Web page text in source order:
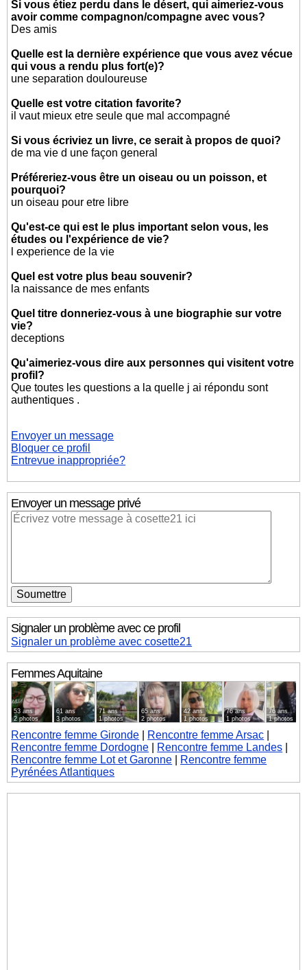
Si vous étiez perdu dans le désert, qui aimeriez-vous
avoir comme compagnon/compagne avec vous?
Des amis
Quelle est la dernière expérience que vous avez vécue
qui vous a rendu plus fort(e)?
une separation douloureuse
Quelle est votre citation favorite?
il vaut mieux etre seule que mal accompagné
Si vous écriviez un livre, ce serait à propos de quoi?
de ma vie d une façon general
Préféreriez-vous être un oiseau ou un poisson, et
pourquoi?
un oiseau pour etre libre
Qu'est-ce qui est le plus important selon vous, les
études ou l'expérience de vie?
l experience de la vie
Quel est votre plus beau souvenir?
la naissance de mes enfants
Quel titre donneriez-vous à une biographie sur votre
vie?
deceptions
Qu'aimeriez-vous dire aux personnes qui visitent votre
profil?
Que toutes les questions a la quelle j ai répondu sont
authentiques .
Envoyer un message
Bloquer ce profil
Entrevue inappropriée?
Envoyer un message privé
Signaler un problème avec ce profil
Signaler un problème avec cosette21
FemmesAquitaine
53 ans
2 photos
61 ans
3 photos
71 ans
1 photos
65 ans
2 photos
42 ans
1 photos
76 ans
1 photos
76 ans
1 photos
Rencontre femme Gironde Rencontre femme Arsac
Rencontre femme Dordogne
Rencontre femme Landes
Rencontre femme Lot et Garonne
Rencontre femme
Pyrénées Atlantiques